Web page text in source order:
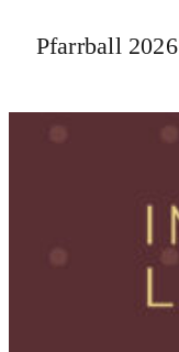
Pfarrball 2026